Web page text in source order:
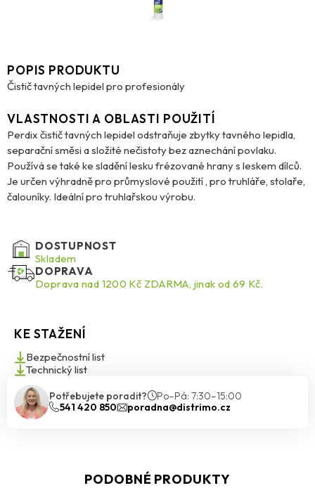
POPIS PRODUKTU
Čistič tavných lepidel pro profesionály
VLASTNOSTI A OBLASTI POUŽITÍ
Perdix čistič tavných lepidel odstraňuje zbytky tavného lepidla,
separační směsi a složité nečistoty bez aznechání povlaku.
Používá se také ke sladění lesku frézované hrany s leskem dílců.
Je určen výhradně pro průmyslové použití , pro truhláře, stolaře,
čalouníky. Ideální pro truhlařskou výrobu.
DOSTUPNOST
Skladem
DOPRAVA
Doprava nad 1200 Kč ZDARMA, jinak od 69 Kč.
KE STAŽENÍ
Bezpečnostní list
Technický list
Potřebujete poradit?
Po–Pá: 7:30–15:00
541 420 850
poradna@distrimo.cz
PODOBNÉ PRODUKTY